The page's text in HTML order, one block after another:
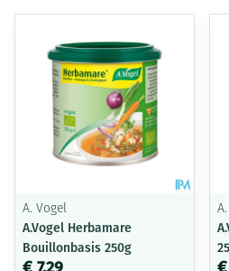
A. Vogel
A.Vogel Herbamare
Bouillonbasis 250g